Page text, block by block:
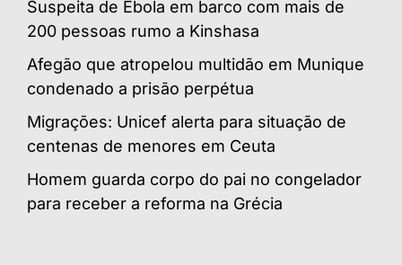
Suspeita de Ébola em barco com mais de
200 pessoas rumo a Kinshasa
Afegão que atropelou multidão em Munique
condenado a prisão perpétua
Migrações: Unicef alerta para situação de
centenas de menores em Ceuta
Homem guarda corpo do pai no congelador
para receber a reforma na Grécia